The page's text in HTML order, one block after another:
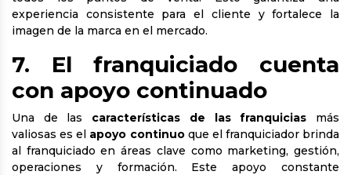
experiencia consistente para el cliente y fortalece la
imagen de la marca en el mercado.
7. El franquiciado cuenta
con apoyo continuado
Una de las características de las franquicias más
valiosas es el apoyo continuoque el franquiciador brinda
al franquiciado en áreas clave como marketing, gestión,
operaciones y formación. Este apoyo constante